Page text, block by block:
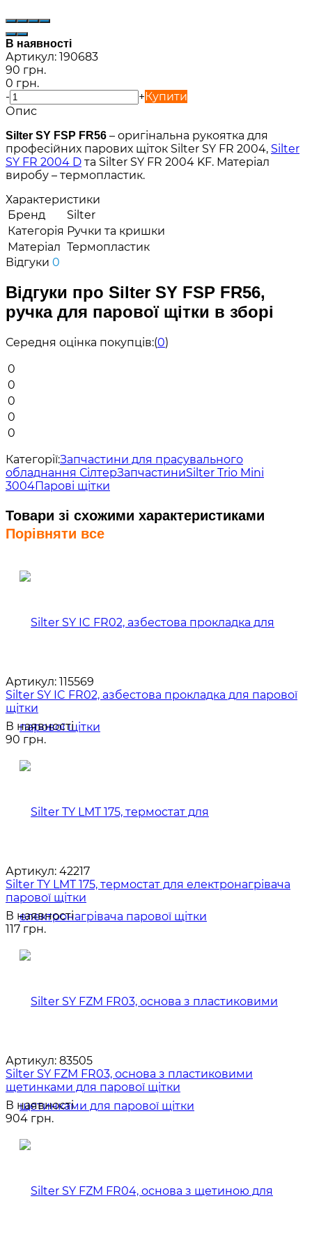
В наявності
Артикул: 190683
90 грн.
0 грн.
-
+Купити
Опис
Silter SY FSP FR56 – оригінальна рукоятка для
професійних парових щіток Silter SY FR 2004, Silter
SY FR 2004 D та Silter SY FR 2004 KF. Матеріал
виробу – термопластик.
Характеристики
Бренд
Silter
Категорія Ручки та кришки
Матеріал Термопластик
Відгуки 0
Відгуки про Silter SY FSP FR56,
ручка для парової щітки в зборі
Середня оцінка покупців:(0)
0
0
0
0
0
Категорії:Запчастини для прасувального
обладнання СілтерЗапчастиниSilter Trio Mini
3004Парові щітки
Товари зі схожими характеристиками
Порівняти все
Артикул: 115569
Silter SY IC FR02, азбестова прокладка для парової
щітки
В наявності
90 грн.
Артикул: 42217
Silter TY LMT 175, термостат для електронагрівача
парової щітки
В наявності
117 грн.
Артикул: 83505
Silter SY FZM FR03, основа з пластиковими
щетинками для парової щітки
В наявності
904 грн.